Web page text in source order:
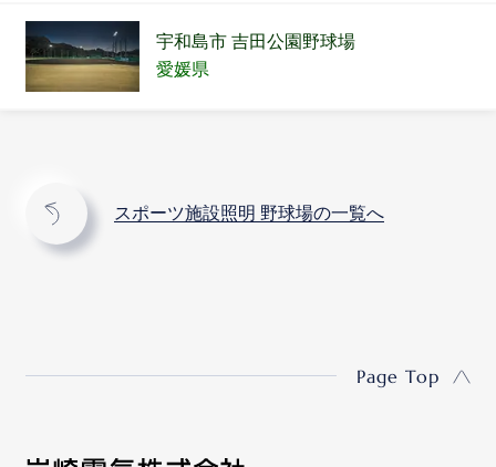
宇和島市 吉田公園野球場
愛媛県
スポーツ施設照明 野球場の一覧へ
Page Top